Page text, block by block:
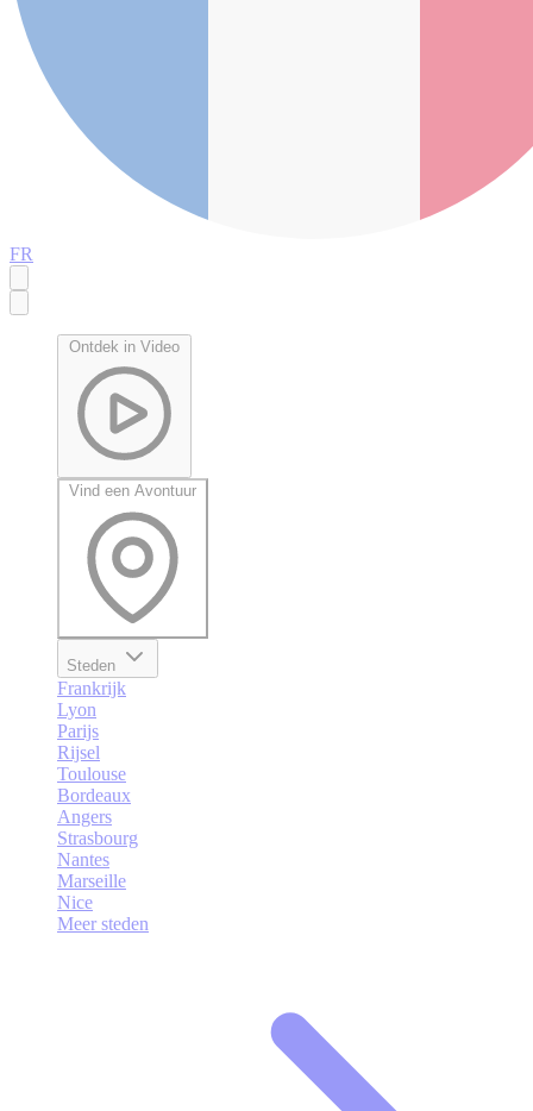
FR
Ontdek in Video
Vind een Avontuur
Steden
Frankrijk
Lyon
Parijs
Rijsel
Toulouse
Bordeaux
Angers
Strasbourg
Nantes
Marseille
Nice
Meer steden